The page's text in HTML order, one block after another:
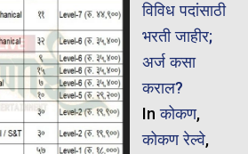
विविध पदांसाठी
भरती जाहीर;
अर्ज कसा
कराल?
Inकोकण,
कोकण रेल्वे,